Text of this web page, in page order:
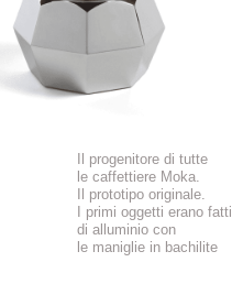
Il progenitore di tutte
le caffettiere Moka.
Il prototipo originale.
I primi oggetti erano fatti
di alluminio con
le maniglie in bachilite